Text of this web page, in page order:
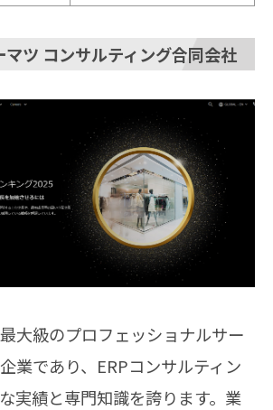
マツ コンサルティング合同会社
大級のプロフェッショナルサー
業であり、ERPコンサルティン
実績と専門知識を誇ります。業